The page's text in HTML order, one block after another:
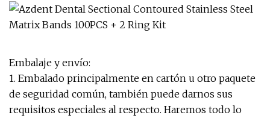
Embalaje y envío:
1. Embalado principalmente en cartón u otro paquete
de seguridad común, también puede darnos sus
requisitos especiales al respecto. Haremos todo lo